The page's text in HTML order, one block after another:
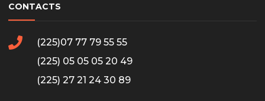
CONTACTS
(225)07 77 79 55 55
(225) 05 05 05 20 49
(225) 27 21 24 30 89